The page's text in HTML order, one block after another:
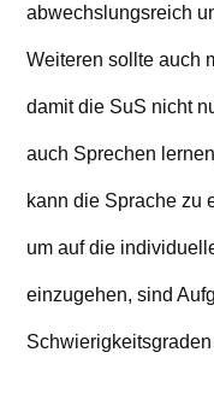
abwechslungsreich
Weiteren sollte auch
damit die SuS nicht
auch Sprechen
kann die Sprache zu
um auf die
einzugehen, sind